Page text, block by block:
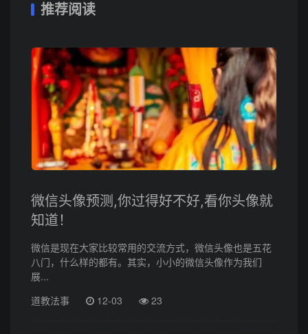
推荐阅读
微信头像预测,你过得好不好,看你头像就
知道！
微信是现在大家比较常用的交流方式，微信头像也是五花
八门，什么样的都有。其实，小小的微信头像作为我们
展...
道教法事
12-03 23